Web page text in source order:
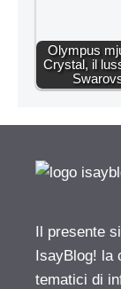
Olympus
Crystal, il
Il presente
IsayBlog! la
tematici di